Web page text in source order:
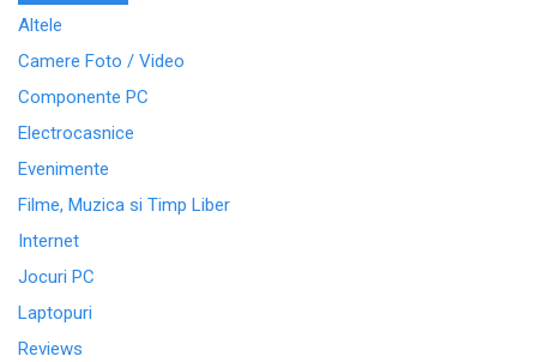
Altele
Camere Foto / Video
Componente PC
Electrocasnice
Evenimente
Filme, Muzica si Timp Liber
Internet
Jocuri PC
Laptopuri
Reviews